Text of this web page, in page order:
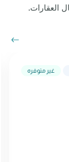
العقارات.
غير متوفره